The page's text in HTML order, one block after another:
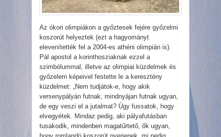
Az ókori olimpiákon a győztesek fejére győzelmi
koszorút helyeztek (ezt a hagyományt
elevenítették fel a 2004-es athéni olimpián is).
Pál apostol a korinthosziaknak ezzel a
szimbólummal, illetve az olimpiai küzdelmek és
győzelem képeivel festette le a keresztény
küzdelmet: „Nem tudjátok-e, hogy akik
versenypályán futnak, mindnyájan futnak ugyan,
de egy veszi el a jutalmat? Úgy fussatok, hogy
elvegyétek. Mindaz pedig, aki pályafutásban
tusakodik, mindenben magatűrtető, ők ugyan,